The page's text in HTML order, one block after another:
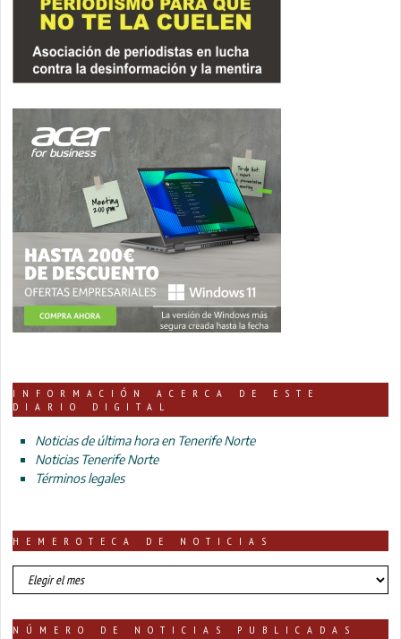
INFORMACIÓN ACERCA DE ESTE
DIARIO DIGITAL
Noticias de última hora en Tenerife Norte
Noticias Tenerife Norte
Términos legales
HEMEROTECA DE NOTICIAS
HEMEROTECA
DE
NÚMERO DE NOTICIAS PUBLICADAS